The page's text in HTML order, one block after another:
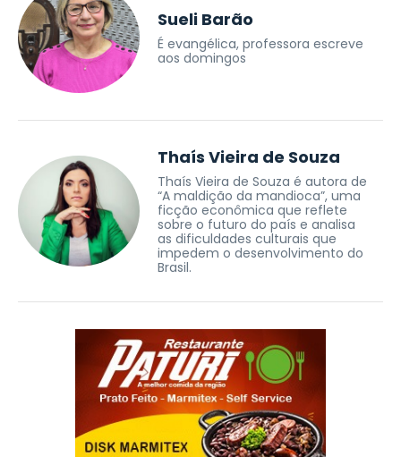
Sueli Barão
É evangélica, professora escreve
aos domingos
Thaís Vieira de Souza
Thaís Vieira de Souza é autora de
“A maldição da mandioca”, uma
ficção econômica que reflete
sobre o futuro do país e analisa
as dificuldades culturais que
impedem o desenvolvimento do
Brasil.